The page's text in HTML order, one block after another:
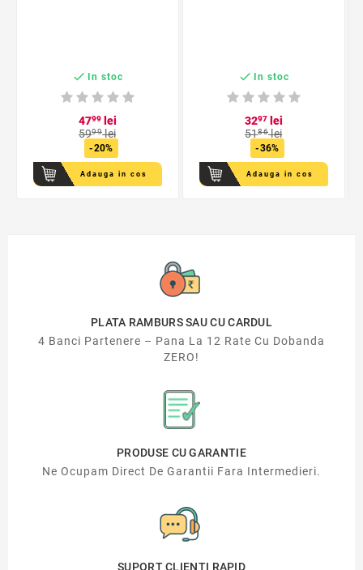
 In stoc
4799lei
5999lei
-20%
Adauga in cos
 In stoc
3297lei
5186lei
-36%
Adauga in cos
PLATA RAMBURS SAU CU CARDUL
4 Banci Partenere – Pana La 12 Rate Cu Dobanda
ZERO!
PRODUSE CU GARANTIE
Ne Ocupam Direct De Garantii Fara Intermedieri.
SUPORT CLIENTI RAPID